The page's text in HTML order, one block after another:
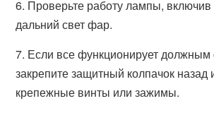
6. Проверьте работу лампы,
дальний свет фар.
7. Если все функционирует должным
закрепите защитный колпачок назад
крепежные винты или зажимы.